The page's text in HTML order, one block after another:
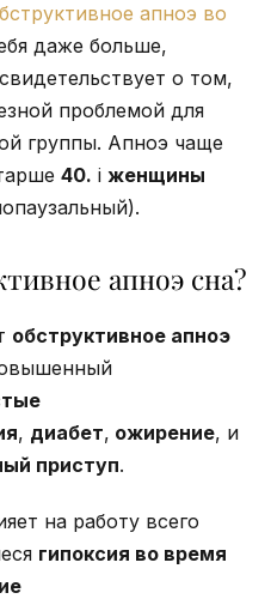
апноэ во
даже больше,
о том,
проблемой для
группы. Апноэ чаще
40. i женщины
апноэ сна?
обструктивное апноэ
, диабет, ожирение, и
приступ.
на работу всего
гипоксия во время